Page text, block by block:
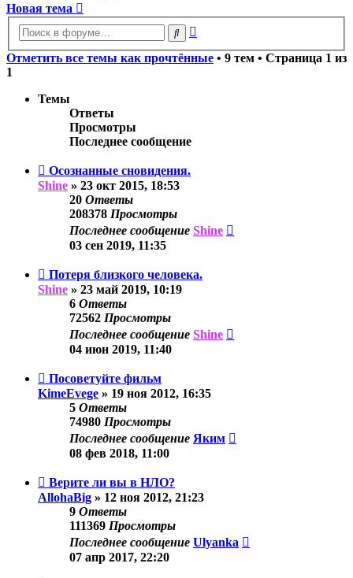
Новая тема
Поиск
Отметить все темы как прочтённые • 9 тем • Страница 1 из
1
Темы
Ответы
Просмотры
Последнее сообщение
Осознанные сновидения.
Shine » 23 окт 2015, 18:53
20 Ответы
208378 Просмотры
Последнее сообщение Shine
03 сен 2019, 11:35
Потеря близкого человека.
Shine » 23 май 2019, 10:19
6 Ответы
72562 Просмотры
Последнее сообщение Shine
04 июн 2019, 11:40
Посоветуйте фильм
KimeEvege » 19 ноя 2012, 16:35
5 Ответы
74980 Просмотры
Последнее сообщение Яким
08 фев 2018, 11:00
Верите ли вы в НЛО?
AllohaBig » 12 ноя 2012, 21:23
9 Ответы
111369 Просмотры
Последнее сообщение Ulyanka
07 апр 2017, 22:20